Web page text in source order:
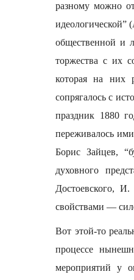
разному можно
идеологической”
общественной и
торжества с их
которая на них
сопрягалось с
праздник 1880
переживалось
Борис Зайцев,
духовного
Достоевского,
свойствами —
Вот этой-то
процессе
мероприятий у